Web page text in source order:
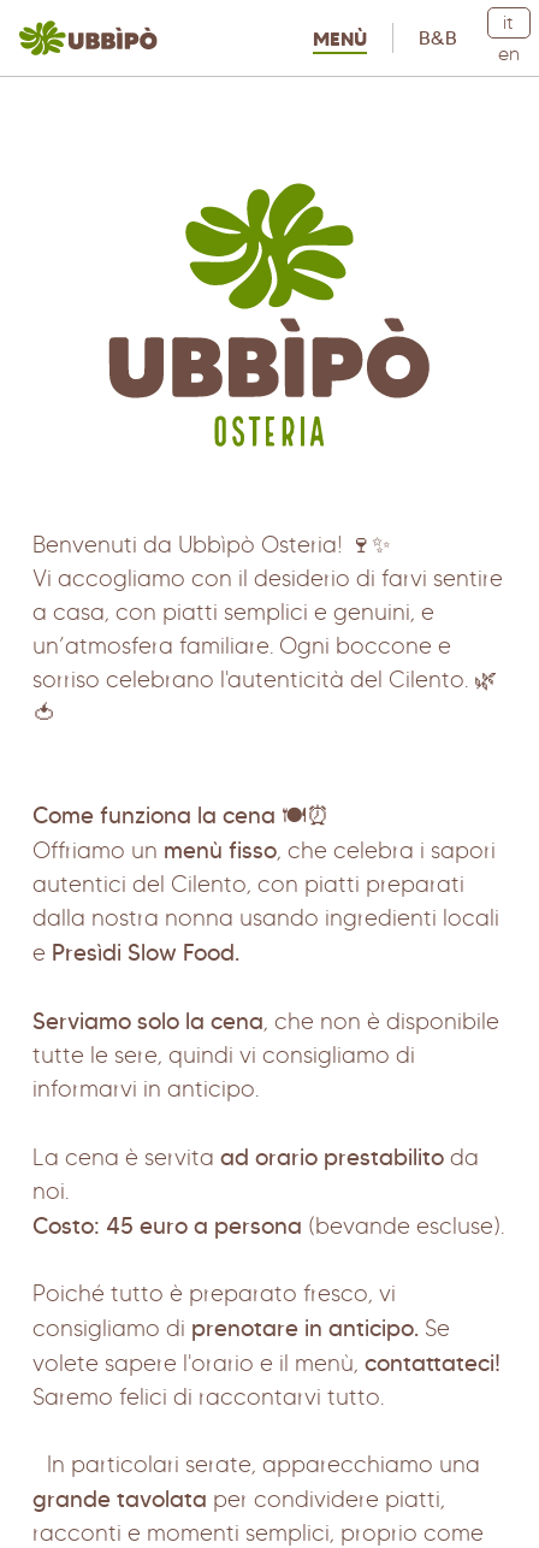
MENÙ B&B
it
en
Benvenuti da Ubbìpò Osteria! 🍷✨
Vi accogliamo con il desiderio di farvi sentire
a casa, con piatti semplici e genuini, e
un’atmosfera familiare. Ogni boccone e
sorriso celebrano l'autenticità del Cilento. 🌿
🍅
Come funziona la cena 🍽️⏰
Offriamo un menù fisso, che celebra i sapori
autentici del Cilento, con piatti preparati
dalla nostra nonna usando ingredienti locali
e Presìdi Slow Food.
Serviamo solo la cena, che non è disponibile
tutte le sere, quindi vi consigliamo di
informarvi in anticipo.
La cena è servitaad orario prestabilito da
noi.
Costo: 45 euro a persona (bevande escluse).
Poiché tutto è preparato fresco, vi
consigliamo di prenotare in anticipo. Se
volete sapere l'orario e il menù,contattateci!
Saremo felici di raccontarvi tutto.
In particolari serate, apparecchiamo una
grande tavolata per condividere piatti,
racconti e momenti semplici, proprio come